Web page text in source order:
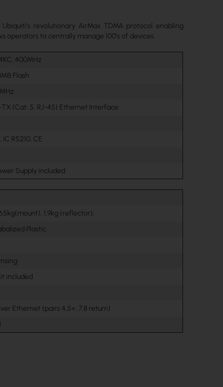
revolutionary AirMax TDMA protocol enabling
operators to centrally manage 100's of devices.
400MHz
Flash
TX (Cat. 5, RJ-45) Ethernet Interface
IC RS210, CE
Supply included
1,9kg (reflector),
Plastic
included
Ethernet (pairs 4,5+; 7,8 return)